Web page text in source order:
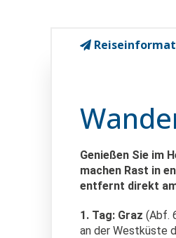
Genießen Sie im
machen Rast in
entfernt direkt
1. Tag: Graz (Abf.
an der Westküste